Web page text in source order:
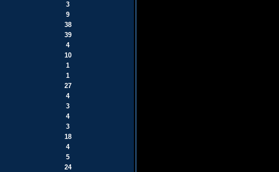
3
9
38
39
4
10
1
1
27
4
3
4
3
18
4
5
24